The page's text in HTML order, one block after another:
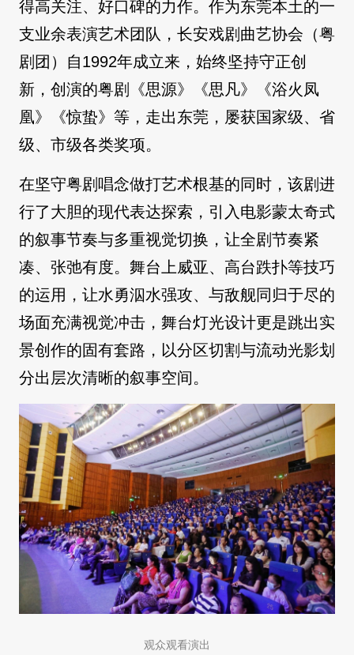
得高关注、好口碑的力作。作为东莞本土的一
支业余表演艺术团队，长安戏剧曲艺协会（粤
剧团）自1992年成立来，始终坚持守正创
新，创演的粤剧《思源》《思凡》《浴火凤
凰》《惊蛰》等，走出东莞，屡获国家级、省
级、市级各类奖项。
在坚守粤剧唱念做打艺术根基的同时，该剧进
行了大胆的现代表达探索，引入电影蒙太奇式
的叙事节奏与多重视觉切换，让全剧节奏紧
凑、张弛有度。舞台上威亚、高台跌扑等技巧
的运用，让水勇泅水强攻、与敌舰同归于尽的
场面充满视觉冲击，舞台灯光设计更是跳出实
景创作的固有套路，以分区切割与流动光影划
分出层次清晰的叙事空间。
观众观看演出